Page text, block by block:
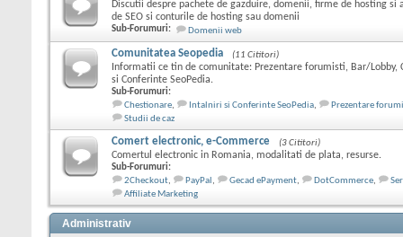
Discutii despre pachete de gazduire, domenii, firme de hosting si
de SEO si conturile de hosting sau domenii
Sub-Forumuri: Domenii web
Comunitatea Seopedia (11 Cititori)
Informatii ce tin de comunitate: Prezentare forumisti, Bar/Lobby,
si Conferinte SeoPedia.
Sub-Forumuri:
Chestionare, Intalniri si Conferinte SeoPedia,
Prezentare
Studii de caz
Comert electronic, e-Commerce (3 Cititori)
Comertul electronic in Romania, modalitati de plata, resurse.
Sub-Forumuri:
2Checkout, PayPal , Gecad ePayment, DotCommerce,
Affiliate Marketing
Administrativ